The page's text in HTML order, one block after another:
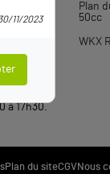
à 17h30.
Plan
50cc
WKX
Plan du siteCGVNous
11/2023